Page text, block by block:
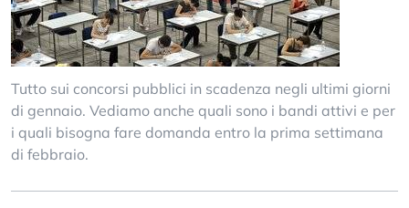
Tutto sui concorsi pubblici in scadenza negli ultimi giorni
di gennaio. Vediamo anche quali sono i bandi attivi e per
i quali bisogna fare domanda entro la prima settimana
di febbraio.